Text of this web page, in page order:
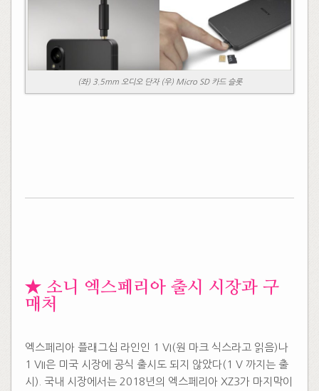
(좌) 3.5mm 오디오 단자 (우) Micro SD 카드 슬롯
​★ 소니 엑스페리아 출시 시장과 구
매처
엑스페리아 플래그십 라인인 1 VI(원 마크 식스라고 읽음)나
1 VII은 미국 시장에 공식 출시도 되지 않았다(1 V 까지는 출
시). 국내 시장에서는 2018년의 엑스페리아 XZ3가 마지막이